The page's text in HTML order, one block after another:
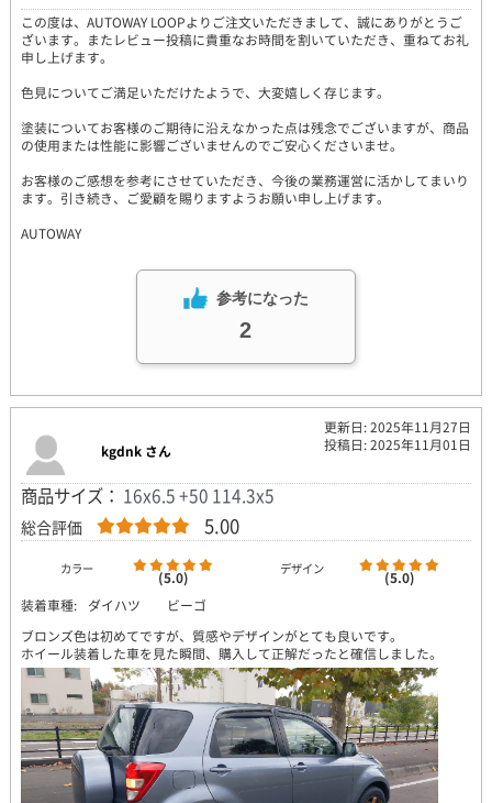
この度は、AUTOWAY LOOPよりご注文いただきまして、誠にありがとうご
ざいます。またレビュー投稿に貴重なお時間を割いていただき、重ねてお礼
申し上げます。
色見についてご満足いただけたようで、大変嬉しく存じます。
塗装についてお客様のご期待に沿えなかった点は残念でございますが、商品
の使用または性能に影響ございませんのでご安心くださいませ。
お客様のご感想を参考にさせていただき、今後の業務運営に活かしてまいり
ます。引き続き、ご愛顧を賜りますようお願い申し上げます。
AUTOWAY
参考になった
2
更新日: 2025年11月27日
投稿日: 2025年11月01日
kgdnk さん
商品サイズ： 16x6.5 +50 114.3x5
総合評価 5.00
カラー (5.0) デザイン
(5.0)
装着車種:
ダイハツ ビーゴ
ブロンズ色は初めてですが、質感やデザインがとても良いです。
ホイール装着した車を見た瞬間、購入して正解だったと確信しました。